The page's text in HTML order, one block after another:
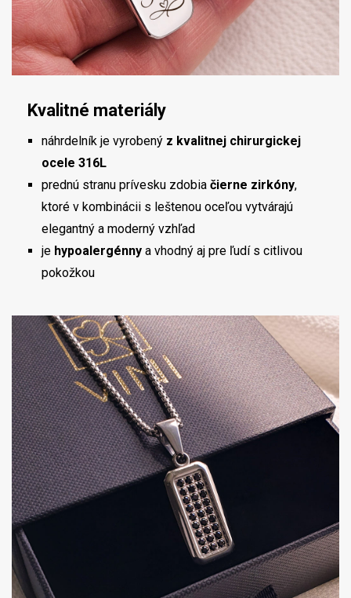
Kvalitné materiály
náhrdelník je vyrobený z kvalitnej chirurgickej
ocele 316L
prednú stranu prívesku zdobia čierne zirkóny,
ktoré v kombinácii s leštenou oceľou vytvárajú
elegantný a moderný vzhľad
je hypoalergénny a vhodný aj pre ľudí s citlivou
pokožkou